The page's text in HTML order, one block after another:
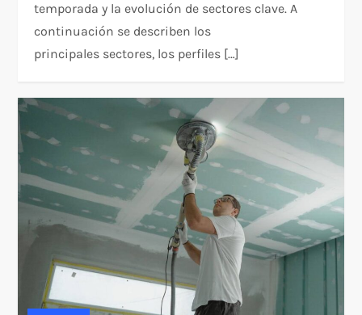
temporada y la evolución de sectores clave. A
continuación se describen los
principales sectores, los perfiles […]